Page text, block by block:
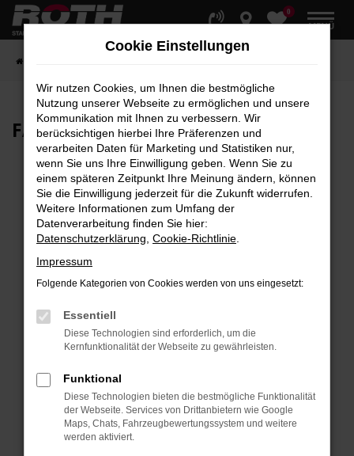
Zum
Hauptinhalt
0
MENÜ
FAHRZEUG-SHOWROOM
Fehler: Network Error
Beim Laden ist ein Fehler aufgetreten.
Hier sind ein paar Tipps, die dir helfen können:
Überprüfe deine Firewall und deine
Laden andere Webseiten, zum Beispiel deine
Suchmaschine?
Prüfe deine Browsererweiterungen.
Manche Erweiterungen, wie Werbeblocker,
können das Laden bestimmter Seiten
verhindern. Funktioniert die Seite in einem
anderen Browser oder in einem privaten
Fenster?
Cookie Einstellungen
Wir nutzen Cookies, um Ihnen die bestmögliche
Nutzung unserer Webseite zu ermöglichen und unsere
Kommunikation mit Ihnen zu verbessern. Wir
berücksichtigen hierbei Ihre Präferenzen und
verarbeiten Daten für Marketing und Statistiken nur,
wenn Sie uns Ihre Einwilligung geben. Wenn Sie zu
einem späteren Zeitpunkt Ihre Meinung ändern, können
Sie die Einwilligung jederzeit für die Zukunft widerrufen.
Weitere Informationen zum Umfang der
Datenverarbeitung finden Sie hier:
Datenschutzerklärung Cookie-Richtlinie
Impressum
Folgende Kategorien von Cookies werden von uns eingesetzt:
Essentiell
Diese Technologien sind erforderlich, um die
Kernfunktionalität der Webseite zu gewährleisten.
Funktional
Diese Technologien bieten die bestmögliche Funktionalität
der Webseite. Services von Drittanbietern wie Google
Maps, Chats, Fahrzeugbewertungssystem und weitere
werden aktiviert.